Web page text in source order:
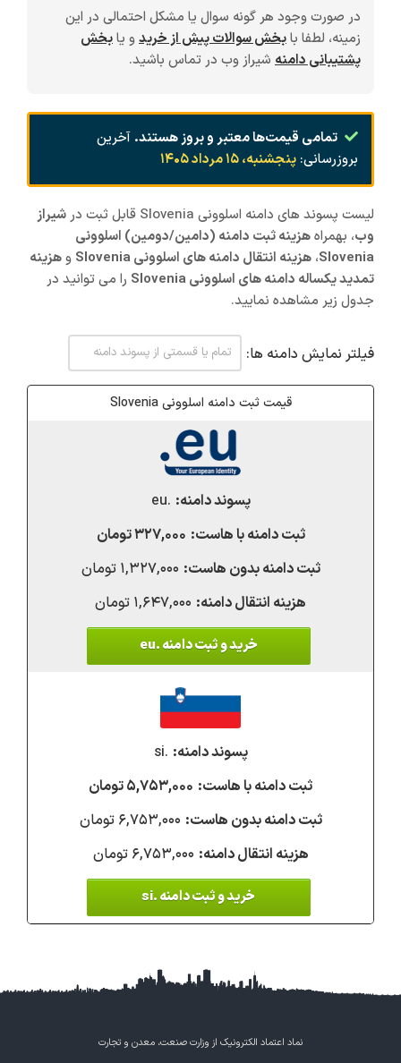
در صورت وجود هر گونه سوال یا مشکل احتمالی در این
زمینه، لطفا بابخش سوالات پیش از خریدو یابخش
پشتیبانی دامنه شیراز وب در تماس باشید.
تمامی قیمت‌ها معتبر و بروز هستند. آخرین
بروزرسانی: پنجشنبه، ۱۵ مرداد ۱۴۰۵
لیست پسوند های دامنه اسلوونی Slovenia قابل ثبت در
شیراز
وب، بهمراههزینه ثبت دامنه (دامین/دومین) اسلوونی
Slovenia، هزینه انتقال دامنه های اسلوونی Slovenia وهزینه
تمدید یکساله دامنه های اسلوونی Slovenia
را می توانید در
جدول زیر مشاهده نمایید.
فیلتر نمایش دامنه ها:
قیمت ثبت دامنه اسلوونی Slovenia
.eu
۳۲۷,۰۰۰ تومان
۱,۳۲۷,۰۰۰ تومان
۱,۶۴۷,۰۰۰ تومان
خرید و ثبت دامنه .eu
.si
۵,۷۵۳,۰۰۰ تومان
۶,۷۵۳,۰۰۰ تومان
۶,۷۵۳,۰۰۰ تومان
خرید و ثبت دامنه .si
نماد اعتماد الکترونیک از وزارت صنعت، معدن و تجارت